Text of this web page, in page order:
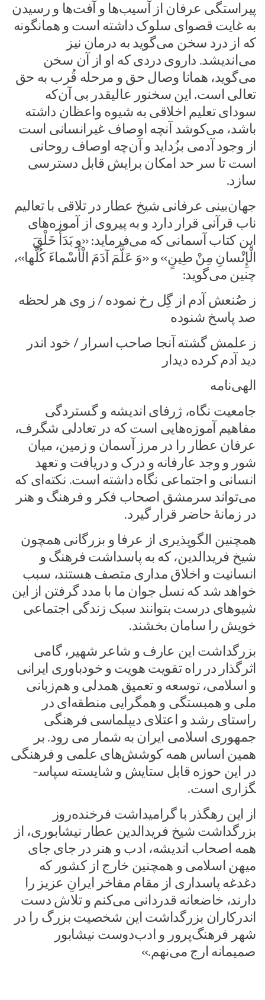
پیراستگی عرفان از آسیب‌ها و آفت‌ها و رسیدن
به غایت قصوای سلوک داشته است و همان­گونه
که از درد سخن می‌گوید به درمان نیز
می‌اندیشد. داروی دردی که او از آن سخن
می‌گوید، همانا وصال حق و مرحله قُرب به حق
تعالی است. این سخنور عالی­قدر بی آن‌که
سودای تعلیم اخلاقی به شیوه واعظان داشته
باشد، می‌کوشد آن­چه اوصاف غیرانسانی است
از وجود آدمی بزُداید و آن‌چه اوصاف روحانی
است تا سر حد امکان برایش قابل دسترسی
سازد.
جهان‌بینی عرفانی شیخ عطار در تلاقی با تعالیم
ناب قرآنی قرار دارد و به پیروی از آموزه‌های
این کتاب آسمانی که می‌فرماید: «و بَدَأَ خَلْقَ
الْإِنْسانِ مِنْ طِینٍ» و «وَ عَلَّمَ آدَمَ الْأَسْماءَ کُلَّها»،
چنین می‏‌گوید:
ز صُنعش آدم از گِل رخ نموده / ز وی هر لحظه
صد پاسخ شنوده
ز علمش گشته آنجا صاحب اسرار / خود اندر
دید آدم کرده دیدار
الهی‌نامه
جامعیت نگاه، ژرفای اندیشه و گستردگی
مفاهیم آموزه‌هایی است که در تعادلی شگرف،
عرفان عطار را در مرز آسمان و زمین، میان
شور و وجد عارفانه و درک و دریافت و تعهد
انسانی و اجتماعی نگاه داشته است. نکته‌ای که
می‌تواند سرمشق اصحاب فکر و فرهنگ و هنر
در زمانۀ حاضر قرار گیرد.
همچنین الگوپذیری از عرفا و بزرگانی همچون
شیخ فریدالدین، که به پاسداشت فرهنگ و
انسانیت و اخلاق­ مداری متصف هستند، سبب
خواهد شد که نسل جوان ما با مدد گرفتن از این
شیو­های درست بتوانند سبک زندگی اجتماعی
خویش را سامان بخشند.
بزرگداشت این عارف و شاعر شهیر، گامی
اثرگذار در راه تقویت هویت و خودباوری ایرانی
و اسلامی، توسعه و تعمیق همدلی و هم‌زبانی
ملی و همبستگی و همگرایی منطقه‌ای در
راستای رشد و اعتلای دیپلماسی فرهنگی
جمهوری اسلامی ایران به شمار می­ رود. بر
همین اساس همه کوشش‌های علمی و فرهنگی
در این حوزه قابل ستایش و شایسته سپاس­
گزاری است.
از این رهگذر با گرامیداشت فرخنده‌روز
بزرگداشت شیخ فریدالدین عطار نیشابوری، از
همه اصحاب اندیشه، ادب و هنر در جای جای
میهن اسلامی و همچنین خارج از کشور که
دغدغه پاسداری از مقام مفاخر ایرانِ عزیز را
دارند، خاضعانه قدردانی می‌کنم و تلاش دست­‌
اندرکاران بزرگداشت این شخصیت بزرگ را در
شهر فرهنگ­‌پرور و ادب‌دوست نیشابور
صمیمانه ارج می‌نهم.»